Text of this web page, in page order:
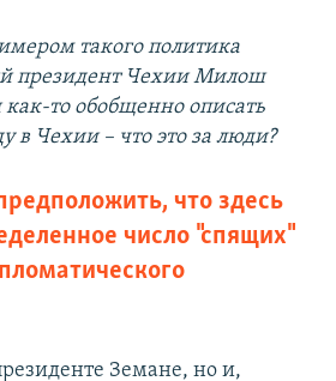
такого политика
президент Чехии Милош
то обобщенно описать
в Чехии – что это за люди?
что здесь
число "спящих"
Земане, но и,